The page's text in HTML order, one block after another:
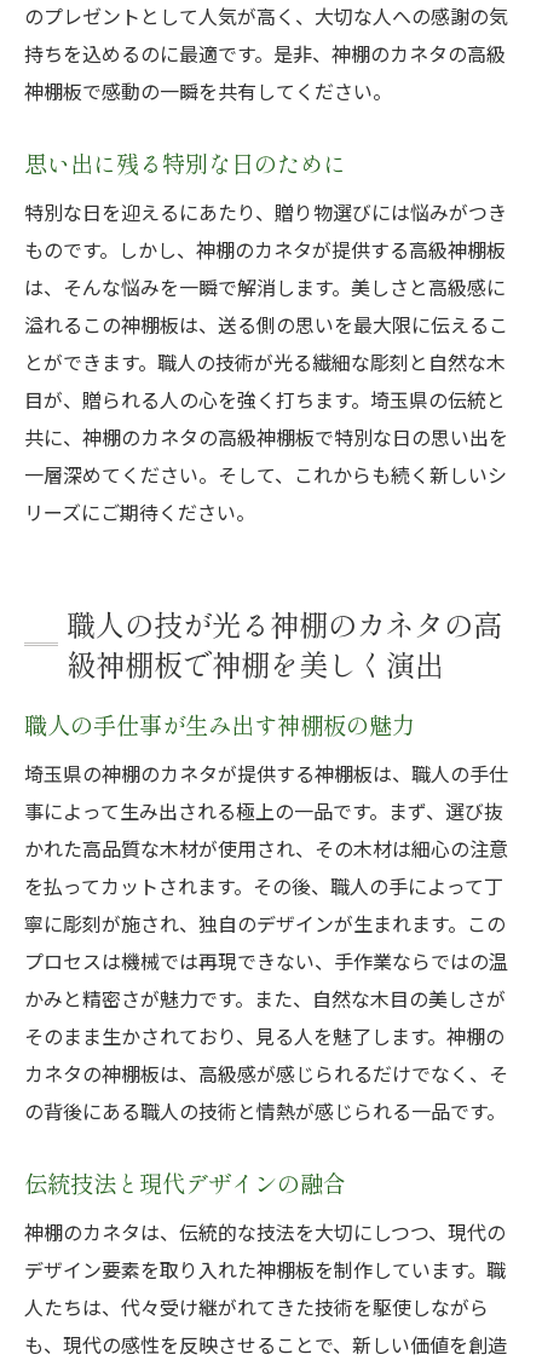
のプレゼントとして人気が高く、大切な人への感謝の気
持ちを込めるのに最適です。是非、神棚のカネタの高級
神棚板で感動の一瞬を共有してください。
思い出に残る特別な日のために
特別な日を迎えるにあたり、贈り物選びには悩みがつき
ものです。しかし、神棚のカネタが提供する高級神棚板
は、そんな悩みを一瞬で解消します。美しさと高級感に
溢れるこの神棚板は、送る側の思いを最大限に伝えるこ
とができます。職人の技術が光る繊細な彫刻と自然な木
目が、贈られる人の心を強く打ちます。埼玉県の伝統と
共に、神棚のカネタの高級神棚板で特別な日の思い出を
一層深めてください。そして、これからも続く新しいシ
リーズにご期待ください。
職人の技が光る神棚のカネタの高
級神棚板で神棚を美しく演出
職人の手仕事が生み出す神棚板の魅力
埼玉県の神棚のカネタが提供する神棚板は、職人の手仕
事によって生み出される極上の一品です。まず、選び抜
かれた高品質な木材が使用され、その木材は細心の注意
を払ってカットされます。その後、職人の手によって丁
寧に彫刻が施され、独自のデザインが生まれます。この
プロセスは機械では再現できない、手作業ならではの温
かみと精密さが魅力です。また、自然な木目の美しさが
そのまま生かされており、見る人を魅了します。神棚の
カネタの神棚板は、高級感が感じられるだけでなく、そ
の背後にある職人の技術と情熱が感じられる一品です。
伝統技法と現代デザインの融合
神棚のカネタは、伝統的な技法を大切にしつつ、現代の
デザイン要素を取り入れた神棚板を制作しています。職
人たちは、代々受け継がれてきた技術を駆使しながら
も、現代の感性を反映させることで、新しい価値を創造